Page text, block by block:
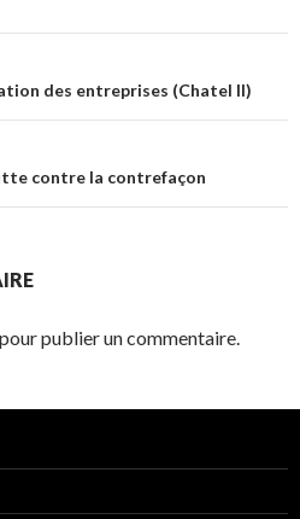
des entreprises (Chatel II)
contre la contrefaçon
pour publier un commentaire.